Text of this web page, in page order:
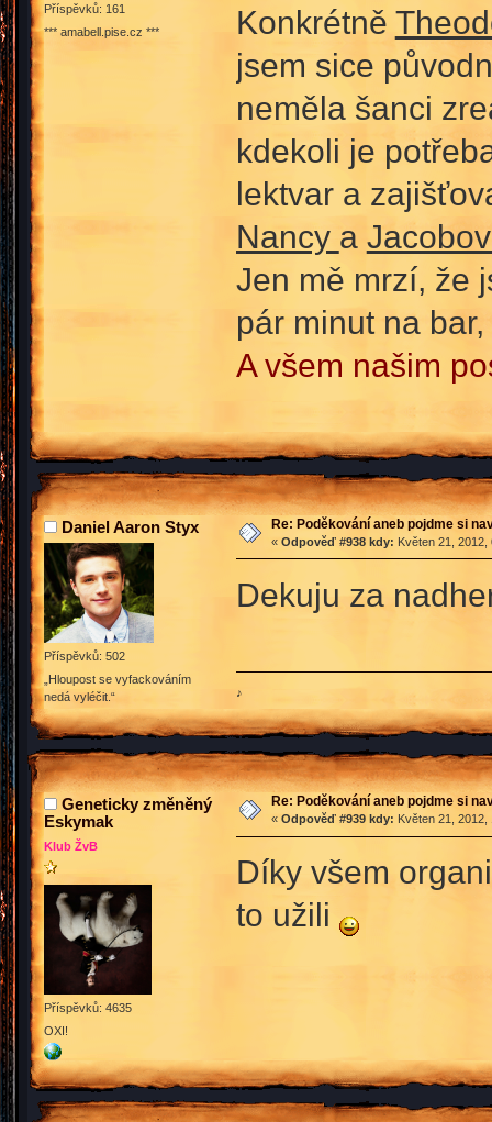
Příspěvků: 161
*** amabell.pise.cz ***
Konkrétně
jsem sice
neměla šanci
kdekoli je
lektvar a
Nancy a
Jen mě mrzí, že
pár minut na
A všem našim
Daniel Aaron Styx
Příspěvků: 502
„Hloupost se vyfackováním
nedá vyléčit.“
Re: Poděkování aneb pojdme si
« Odpověď #938 kdy: Květen 21, 2012,
Dekuju za
♪
Geneticky změněný
Eskymak
Klub ŽvB
Příspěvků: 4635
OXI!
Re: Poděkování aneb pojdme si
« Odpověď #939 kdy: Květen 21, 2012,
Díky všem
to užili